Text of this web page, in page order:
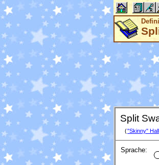
Split
("Skinny" Hall
Sprache: